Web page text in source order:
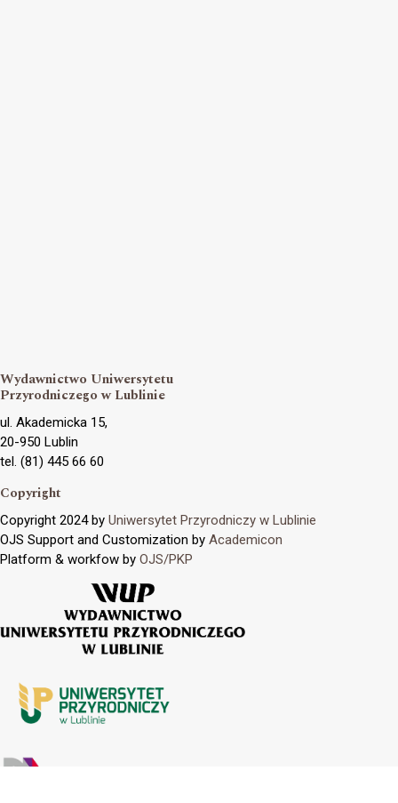
Wydawnictwo Uniwersytetu
Przyrodniczego w Lublinie
ul. Akademicka 15,
20-950 Lublin
tel. (81) 445 66 60
Copyright
Copyright 2024 by Uniwersytet Przyrodniczy w Lublinie
OJS Support and Customization by Academicon
Platform & workfow by OJS/PKP